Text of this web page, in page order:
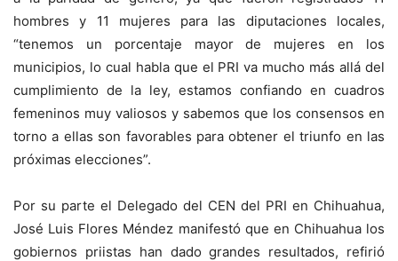
hombres y 11 mujeres para las diputaciones locales,
“tenemos un porcentaje mayor de mujeres en los
municipios, lo cual habla que el PRI va mucho más allá del
cumplimiento de la ley, estamos confiando en cuadros
femeninos muy valiosos y sabemos que los consensos en
torno a ellas son favorables para obtener el triunfo en las
próximas elecciones”.
Por su parte el Delegado del CEN del PRI en Chihuahua,
José Luis Flores Méndez manifestó que en Chihuahua los
gobiernos priistas han dado grandes resultados, refirió